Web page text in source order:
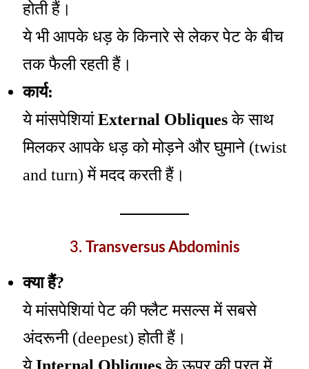
होती हैं।
ये भी आपके धड़ के किनारे से लेकर पेट के बीच
तक फैली रहती हैं।
कार्य:
ये मांसपेशियांExternal Obliquesके साथ
मिलकर आपके धड़ को मोड़ने और घुमाने (twist
and turn) में मदद करती हैं।
3. Transversus Abdominis
क्या हैं?
ये मांसपेशियां पेट की फ्लैट मसल्स में सबसे
अंदरूनी (deepest) होती हैं।